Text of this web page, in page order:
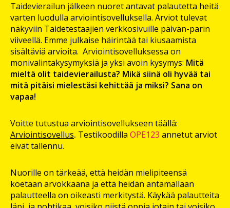
Taidevierailun jälkeen nuoret antavat palautetta heitä
varten luodulla arviointisovelluksella. Arviot tulevat
näkyviin Taidetestaajien verkkosivuille päivän-parin
viiveellä. Emme julkaise häirintää tai kiusaamista
sisältäviä arvioita. Arviointisovelluksessa on
monivalintakysymyksiä ja yksi avoin kysymys: Mitä
mieltä olit taidevierailusta? Mikä siinä oli hyvää tai
mitä pitäisi mielestäsi kehittää ja miksi? Sana on
vapaa!
Voitte tutustua arviointisovellukseen täällä:
Arviointisovellus. Testikoodilla OPE123 annetut arviot
eivät tallennu.
Nuorille on tärkeää, että heidän mielipiteensä
koetaan arvokkaana ja että heidän antamallaan
palautteella on oikeasti merkitystä. Käykää palautteita